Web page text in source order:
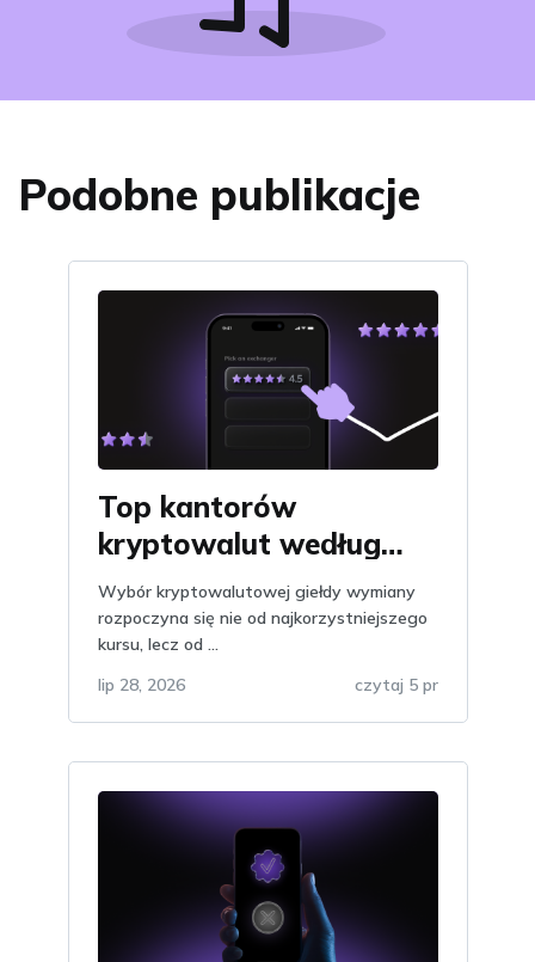
Podobne publikacje
Top kantorów
kryptowalut według
opinii na Obmify
Wybór kryptowalutowej giełdy wymiany
rozpoczyna się nie od najkorzystniejszego
kursu, lecz od ...
lip 28, 2026
czytaj 5 pr